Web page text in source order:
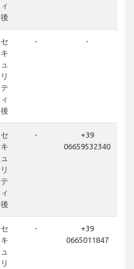
ィ
後
セ
キ
ュ
リ
テ
ィ
後
- -
セ
キ
ュ
リ
テ
ィ
後
-
+39
06659532340
セ
キ
ュ
リ
-
+39
0665011847